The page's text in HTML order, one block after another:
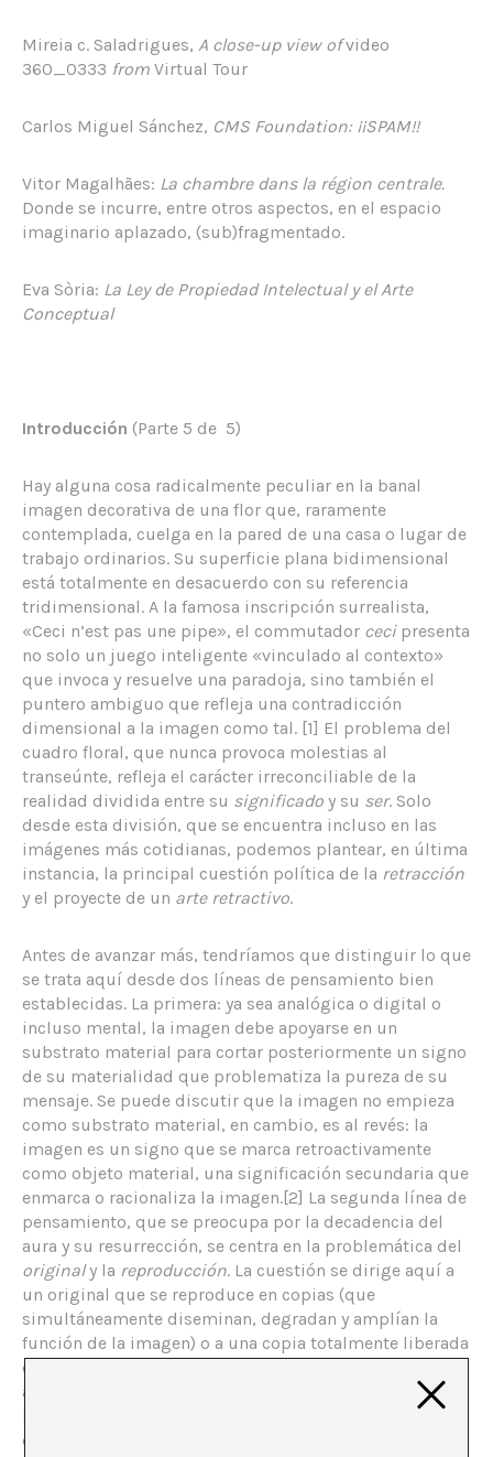
Mireia c. Saladrigues, A close-up view ofvideo
360_0333 from Virtual Tour
Carlos Miguel Sánchez, CMS Foundation: ¡¡SPAM!!
Vitor Magalhães: La chambre dans la région centrale.
Donde se incurre, entre otros aspectos, en el espacio
imaginario aplazado, (sub)fragmentado.
Eva Sòria: La Ley de Propiedad Intelectual y el Arte
Conceptual
Introducción (Parte 5 de 5)
Hay alguna cosa radicalmente peculiar en la banal
imagen decorativa de una flor que, raramente
contemplada, cuelga en la pared de una casa o lugar de
trabajo ordinarios. Su superficie plana bidimensional
está totalmente en desacuerdo con su referencia
tridimensional. A la famosa inscripción surrealista,
«Ceci n’est pas une pipe», el commutador cecipresenta
no solo un juego inteligente «vinculado al contexto»
que invoca y resuelve una paradoja, sino también el
puntero ambiguo que refleja una contradicción
dimensional a la imagen como tal. [1] El problema del
cuadro floral, que nunca provoca molestias al
transeúnte, refleja el carácter irreconciliable de la
realidad dividida entre su significado y su ser. Solo
desde esta división, que se encuentra incluso en las
imágenes más cotidianas, podemos plantear, en última
instancia, la principal cuestión política de la retracción
y el proyecte de un arte retractivo.
Antes de avanzar más, tendríamos que distinguir lo que
se trata aquí desde dos líneas de pensamiento bien
establecidas. La primera: ya sea analógica o digital o
incluso mental, la imagen debe apoyarse en un
substrato material para cortar posteriormente un signo
de su materialidad que problematiza la pureza de su
mensaje. Se puede discutir que la imagen no empieza
como substrato material, en cambio, es al revés: la
imagen es un signo que se marca retroactivamente
como objeto material, una significación secundaria que
enmarca o racionaliza la imagen.[2] La segunda línea de
pensamiento, que se preocupa por la decadencia del
aura y su resurrección, se centra en la problemática del
originaly la reproducción. La cuestión se dirige aquí a
un original que se reproduce en copias (que
simultáneamente diseminan, degradan y amplían la
función de la imagen) o a una copia totalmente liberada
de cualquier original y que circula en una economía
abstracta de relaciones de intercambio semiótico.
, el impostor y el
doble presentan, todos, las variaciones de la copia,